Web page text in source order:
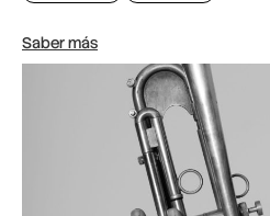
Saber más